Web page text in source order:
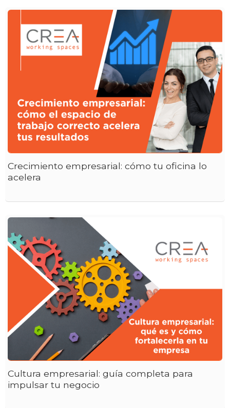
Crecimiento empresarial: cómo tu oficina lo
acelera
Cultura empresarial: guía completa para
impulsar tu negocio